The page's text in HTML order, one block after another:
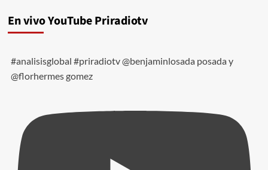
En vivo YouTube Priradiotv
#analisisglobal #priradiotv @benjaminlosada posada y
@florhermes gomez